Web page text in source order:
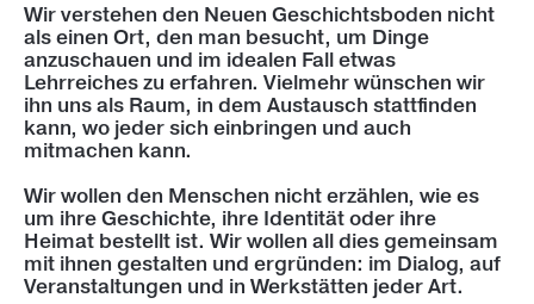
Wir verstehen den Neuen Geschichtsboden nicht
als einen Ort, den man besucht, um Dinge
anzuschauen und im idealen Fall etwas
Lehrreiches zu erfahren. Vielmehr wünschen wir
ihn uns als Raum, in dem Austausch stattfinden
kann, wo jeder sich einbringen und auch
mitmachen kann.
Wir wollen den Menschen nicht erzählen, wie es
um ihre Geschichte, ihre Identität oder ihre
Heimat bestellt ist. Wir wollen all dies gemeinsam
mit ihnen gestalten und ergründen: im Dialog, auf
Veranstaltungen und in Werkstätten jeder Art.